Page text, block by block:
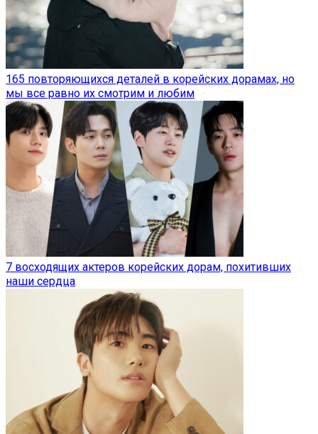
165 повторяющихся деталей в корейских дорамах, но
мы все равно их смотрим и любим
7 восходящих актеров корейских дорам, похитивших
наши сердца